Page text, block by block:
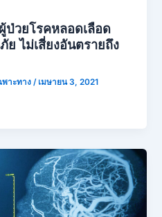
วยโรคหลอดเลือด
ย ไม่เสี่ยงอันตรายถึง
พาะทาง/ เมษายน 3, 2021